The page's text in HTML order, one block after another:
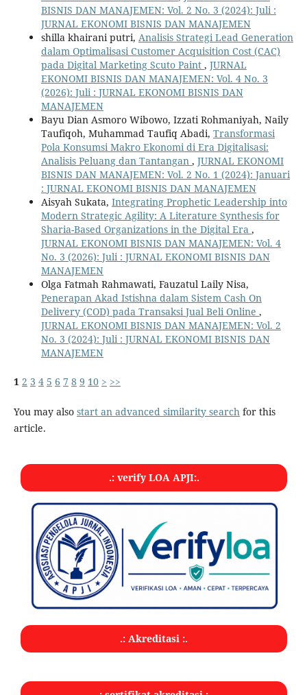
BISNIS DAN MANAJEMEN: Vol. 2 No. 3 (2024): Juli :
JURNAL EKONOMI BISNIS DAN MANAJEMEN
shilla khairani putri, Analisis Strategi Lead Generation
dalam Optimalisasi Customer Acquisition Cost (CAC)
pada Digital Marketing Scuto Paint , JURNAL
EKONOMI BISNIS DAN MANAJEMEN: Vol. 4 No. 3
(2026): Juli : JURNAL EKONOMI BISNIS DAN
MANAJEMEN
Bayu Dian Asmoro Wibowo, Izzati Rohmaniyah, Naily
Taufiqoh, Muhammad Taufiq Abadi, Transformasi
Pola Konsumsi Makro Ekonomi di Era Digitalisasi:
Analisis Peluang dan Tantangan , JURNAL EKONOMI
BISNIS DAN MANAJEMEN: Vol. 2 No. 1 (2024): Januari
: JURNAL EKONOMI BISNIS DAN MANAJEMEN
Aisyah Sukata, Integrating Prophetic Leadership into
Modern Strategic Agility: A Literature Synthesis for
Sharia-Based Organizations in the Digital Era ,
JURNAL EKONOMI BISNIS DAN MANAJEMEN: Vol. 4
No. 3 (2026): Juli : JURNAL EKONOMI BISNIS DAN
MANAJEMEN
Olga Fatmah Rahmawati, Fauzatul Laily Nisa,
Penerapan Akad Istishna dalam Sistem Cash On
Delivery (COD) pada Transaksi Jual Beli Online ,
JURNAL EKONOMI BISNIS DAN MANAJEMEN: Vol. 2
No. 3 (2024): Juli : JURNAL EKONOMI BISNIS DAN
MANAJEMEN
1 2 3 4 5 6 7 8 9 10 > >>
You may also start an advanced similarity searchfor this
article.
.: verify LOA APJI:.
.: Akreditasi :.